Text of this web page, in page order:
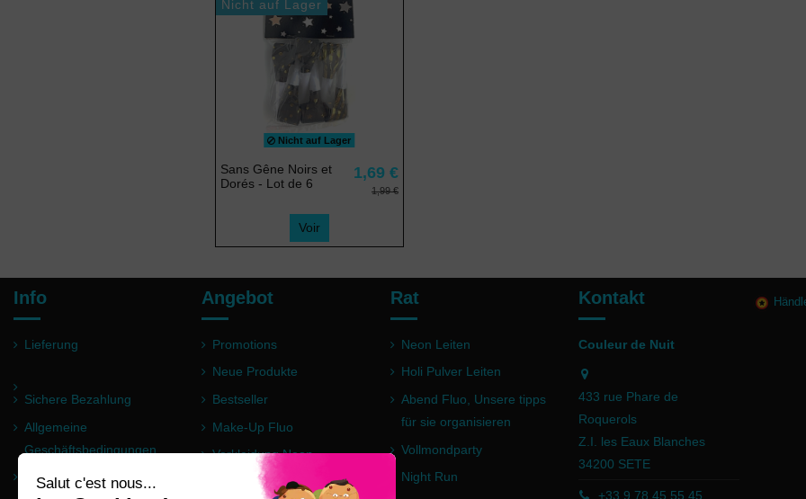
Nicht auf Lager
Nicht auf Lager
Sans Gêne Noirs et
Dorés - Lot de 6
1,69 €
1,99 €
Voir
Info
Lieferung
Sichere Bezahlung
Allgemeine
Geschäftsbedingungen
Impressum
Angebot
Promotions
Neue Produkte
Bestseller
Make-Up Fluo
Verkleidung Neon
Pulver Holi
Rat
Neon Leiten
Holi Pulver Leiten
Abend Fluo, Unsere tipps
für sie organisieren
Vollmondparty
Night Run
Kontakt
Couleur de Nuit
433 rue Phare de
Roquerols
Z.I. les Eaux Blanches
34200 SETE
+33 9 78 45 55 45